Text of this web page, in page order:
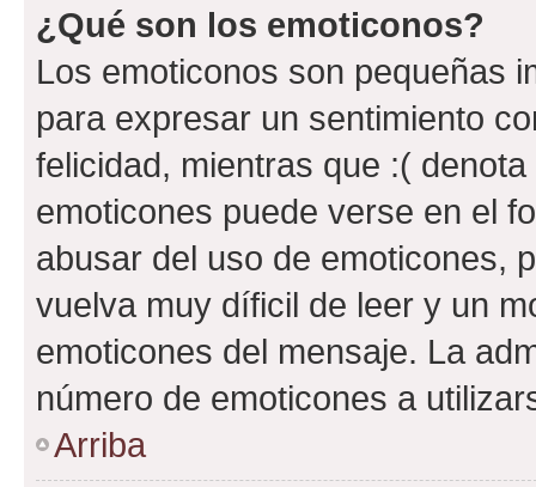
¿Qué son los emoticonos?
Los emoticonos son pequeñas
para expresar un sentimiento
felicidad, mientras que :(
emoticones puede verse en el
abusar del uso de emoticones,
vuelva muy díficil de leer y un
emoticones del mensaje. La
número de emoticones a
Arriba